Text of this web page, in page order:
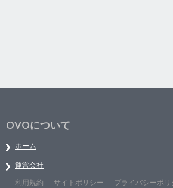
OVOについて
ホーム
運営会社
利用規約
サイトポリシー プライバシーポリ